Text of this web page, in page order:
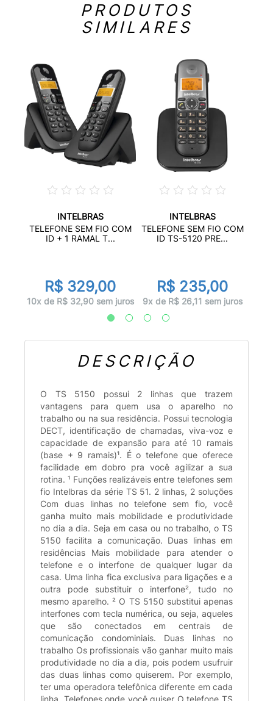
PRODUTOS
SIMILARES
INTELBRAS
TELEFONE SEM FIO COM
ID + 1 RAMAL T...
R$ 329,00
10x de R$ 32,90 sem juros
INTELBRAS
TELEFONE SEM FIO COM
ID TS-5120 PRE...
R$ 235,00
9x de R$ 26,11 sem juros
DESCRIÇÃO
O TS 5150 possui 2 linhas que trazem
vantagens para quem usa o aparelho no
trabalho ou na sua residência. Possui tecnologia
DECT, identificação de chamadas, viva-voz e
capacidade de expansão para até 10 ramais
(base + 9 ramais)¹. É o telefone que oferece
facilidade em dobro pra você agilizar a sua
rotina. ¹ Funções realizáveis entre telefones sem
fio Intelbras da série TS 51. 2 linhas, 2 soluções
Com duas linhas no telefone sem fio, você
ganha muito mais mobilidade e produtividade
no dia a dia. Seja em casa ou no trabalho, o TS
5150 facilita a comunicação. Duas linhas em
residências Mais mobilidade para atender o
telefone e o interfone de qualquer lugar da
casa. Uma linha fica exclusiva para ligações e a
outra pode substituir o interfone², tudo no
mesmo aparelho. ² O TS 5150 substitui apenas
interfones com tecla numérica, ou seja, aqueles
que são conectados em centrais de
comunicação condominiais. Duas linhas no
trabalho Os profissionais vão ganhar muito mais
produtividade no dia a dia, pois podem usufruir
das duas linhas como quiserem. Por exemplo,
ter uma operadora telefônica diferente em cada
linha. Telefones onde você quiser O telefone TS